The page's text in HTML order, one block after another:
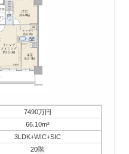
7490万円
66.10m²
3LDK+WIC+SIC
20階